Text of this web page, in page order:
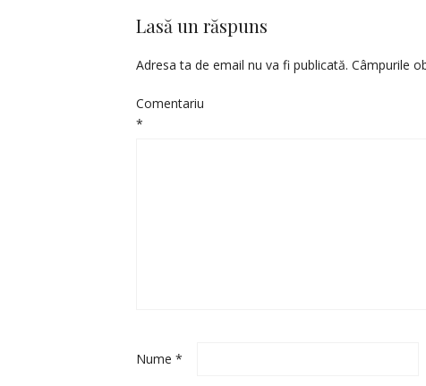
Lasă un răspuns
Adresa ta de email nu va fi publicată. Câmpurile
Comentariu
*
Nume *